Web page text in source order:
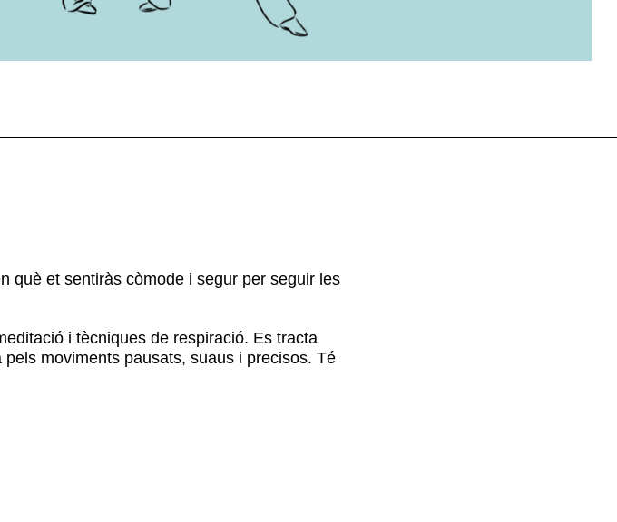
què et sentiràs còmode i segur per seguir les
i tècniques de respiració. Es tracta
moviments pausats, suaus i precisos. Té